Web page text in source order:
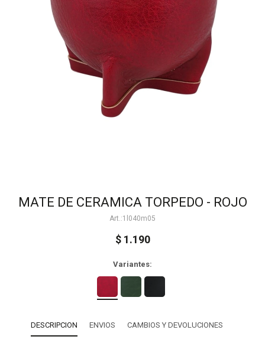
MATE DE CERAMICA TORPEDO - ROJO
1l040m05
$ 1.190
Variantes:
DESCRIPCION ENVIOS CAMBIOS Y DEVOLUCIONES